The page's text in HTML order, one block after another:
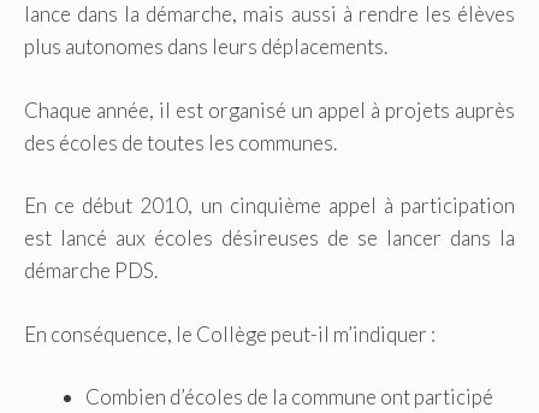
lance dans la démarche, mais aussi à rendre les élèves
plus autonomes dans leurs déplacements.
Chaque année, il est organisé un appel à projets auprès
des écoles de toutes les communes.
En ce début 2010, un cinquième appel à participation
est lancé aux écoles désireuses de se lancer dans la
démarche PDS.
En conséquence, le Collège peut-il m’indiquer :
Combien d’écoles de la commune ont participé